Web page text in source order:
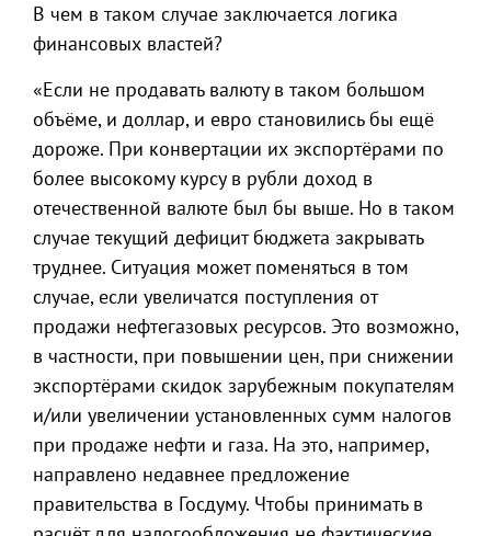
В чем в таком случае заключается логика
финансовых властей?
«Если не продавать валюту в таком большом
объёме, и доллар, и евро становились бы ещё
дороже. При конвертации их экспортёрами по
более высокому курсу в рубли доход в
отечественной валюте был бы выше. Но в таком
случае текущий дефицит бюджета закрывать
труднее. Ситуация может поменяться в том
случае, если увеличатся поступления от
продажи нефтегазовых ресурсов. Это возможно,
в частности, при повышении цен, при снижении
экспортёрами скидок зарубежным покупателям
и/или увеличении установленных сумм налогов
при продаже нефти и газа. На это, например,
направлено недавнее предложение
правительства в Госдуму. Чтобы принимать в